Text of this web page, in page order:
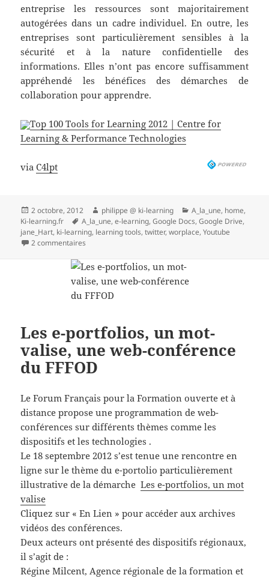
entreprise les ressources sont majoritairement
autogérées dans un cadre individuel. En outre, les
entreprises sont particulièrement sensibles à la
sécurité et à la nature confidentielle des
informations. Elles n’ont pas encore suffisamment
appréhendé les bénéfices des démarches de
collaboration pour apprendre.
Top 100 Tools for Learning 2012 | Centre for
Learning & Performance Technologies
viaC4lpt
Publié
le
2 octobre, 2012 Auteur
philippe @ ki-learning Catégories
A_la_une, home,
Ki-learning.fr
Mots-
clés
A_la_une,e-learning,Google Docs,Google Drive,
jane_Hart, ki-learning, learning tools,twitter,worplace,Youtube
2 commentaires
Les e-portfolios, un mot-
valise, une web-conférence
du FFFOD
Le Forum Français pour la Formation ouverte et à
distance propose une programmation de web-
conférences sur différents thèmes comme les
dispositifs et les technologies .
Le 18 septembre 2012 s’est tenue une rencontre en
ligne sur le thème du e-portolio particulièrement
illustrative de la démarche Les e-portfolios, un mot
valise
Cliquez sur « En Lien » pour accéder aux archives
vidéos des conférences.
Deux acteurs ont présenté des dispositifs régionaux,
il s’agit de :
Régine Milcent, Agence régionale de la formation et